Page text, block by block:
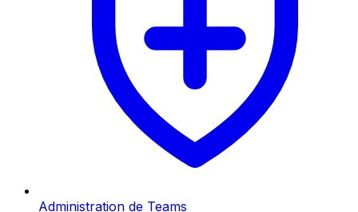
Administration de Teams